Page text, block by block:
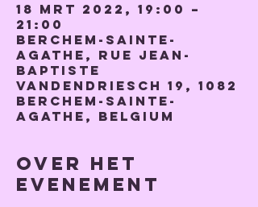
18 mrt 2022, 19:00 –
21:00
Berchem-Sainte-
Agathe, Rue Jean-
Baptiste
Vandendriesch 19, 1082
Berchem-Sainte-
Agathe, Belgium
Over het
evenement